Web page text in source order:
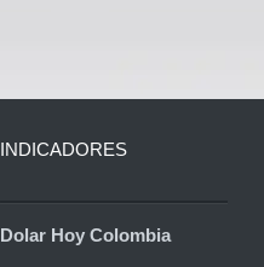
INDICADORES
Dolar Hoy Colombia